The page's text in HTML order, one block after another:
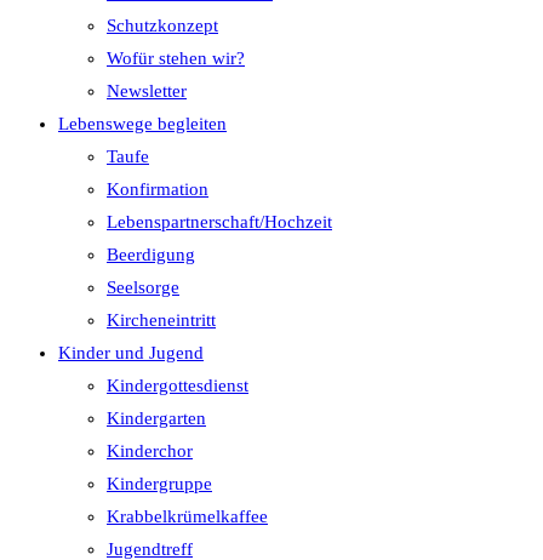
Schutzkonzept
Wofür stehen wir?
Newsletter
Lebenswege begleiten
Taufe
Konfirmation
Lebenspartnerschaft/Hochzeit
Beerdigung
Seelsorge
Kircheneintritt
Kinder und Jugend
Kindergottesdienst
Kindergarten
Kinderchor
Kindergruppe
Krabbelkrümelkaffee
Jugendtreff